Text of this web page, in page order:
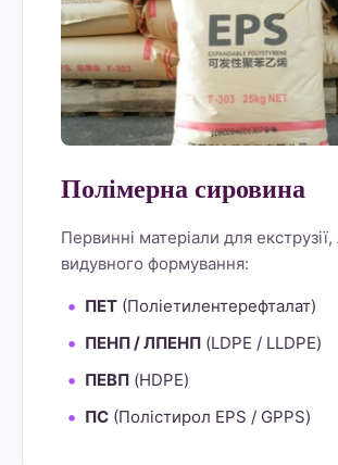
Полімерна сировина
Первинні матеріали для екструзії,
видувного формування:
ПЕТ (Поліетилентерефталат)
ПЕНП / ЛПЕНП (LDPE / LLDPE)
ПЕВП (HDPE)
ПС (Полістирол EPS / GPPS)